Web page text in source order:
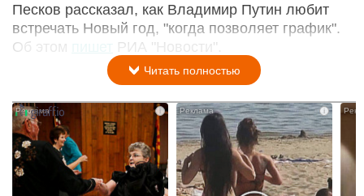
Песков рассказал, как Владимир Путин любит
встречать Новый год, "когда позволяет график".
Об этом
РИА "Новости".
Читать полностью
i